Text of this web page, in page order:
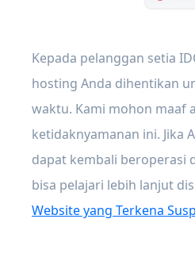
Kepada pelanggan setia
hosting Anda dihentikan
waktu. Kami mohon maaf
ketidaknyamanan ini. Jika
dapat kembali beroperasi
bisa pelajari lebih lanjut
Website yang Terkena